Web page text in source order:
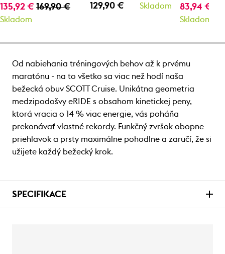
135,92 € 169,90 €
Skladom
129,90 € Skladom 83,94 €
Skladom
Od nabiehania tréningových behov až k prvému
maratónu - na to všetko sa viac než hodí naša
bežecká obuv SCOTT Cruise. Unikátna geometria
medzipodošvy eRIDE s obsahom kinetickej peny,
ktorá vracia o 14 % viac energie, vás poháňa
prekonávať vlastné rekordy. Funkčný zvršok obopne
priehlavok a prsty maximálne pohodlne a zaručí, že si
užijete každý bežecký krok.
SPECIFIKACE